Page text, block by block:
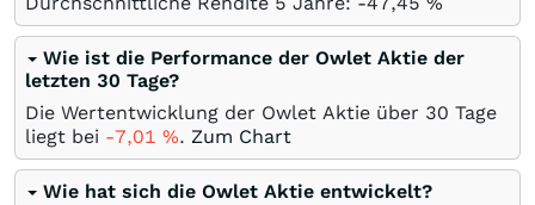
Wie ist die Performance der Owlet Aktie der
letzten 30 Tage?
Die Wertentwicklung der Owlet Aktie über 30 Tage
liegt bei -7,01 %. Zum Chart
Wie hat sich die Owlet Aktie entwickelt?